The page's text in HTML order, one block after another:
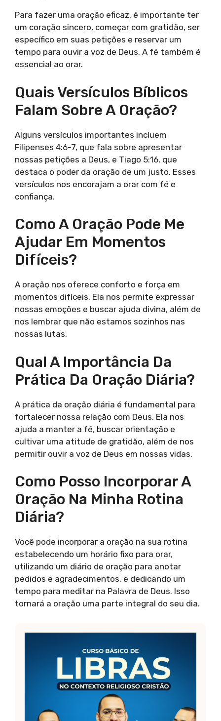
Para fazer uma oração eficaz, é importante ter
um coração sincero, começar com gratidão, ser
específico em suas petições e reservar um
tempo para ouvir a voz de Deus. A fé também é
essencial ao orar.
Quais Versículos Bíblicos
Falam Sobre A Oração?
Alguns versículos importantes incluem
Filipenses 4:6-7, que fala sobre apresentar
nossas petições a Deus, e Tiago 5:16, que
destaca o poder da oração de um justo. Esses
versículos nos encorajam a orar com fé e
confiança.
Como A Oração Pode Me
Ajudar Em Momentos
Difíceis?
A oração nos oferece conforto e força em
momentos difíceis. Ela nos permite expressar
nossas emoções e buscar ajuda divina, além de
nos lembrar que não estamos sozinhos nas
nossas lutas.
Qual A Importância Da
Prática Da Oração Diária?
A prática da oração diária é fundamental para
fortalecer nossa relação com Deus. Ela nos
ajuda a manter a fé, buscar orientação e
cultivar uma atitude de gratidão, além de nos
permitir ouvir a voz de Deus em nossas vidas.
Como Posso Incorporar A
Oração Na Minha Rotina
Diária?
Você pode incorporar a oração na sua rotina
estabelecendo um horário fixo para orar,
utilizando um diário de oração para anotar
pedidos e agradecimentos, e dedicando um
tempo para meditar na Palavra de Deus. Isso
tornará a oração uma parte integral do seu dia.